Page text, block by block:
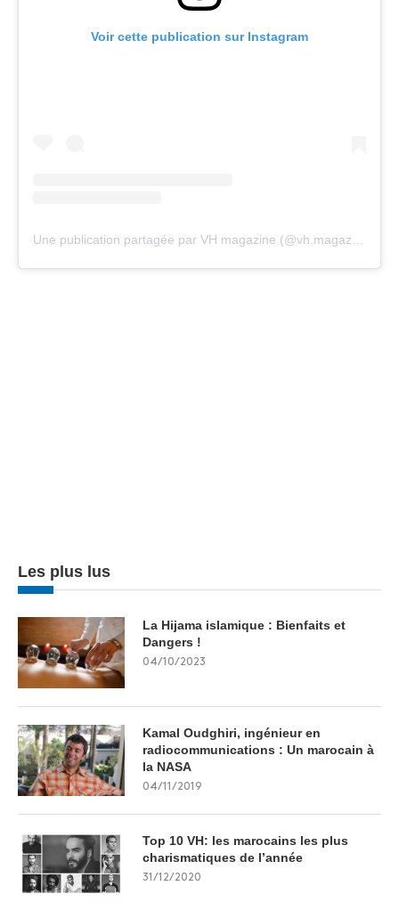
Voir cette publication sur Instagram
Une publication partagée par VH magazine (@vh.magazine)
Les plus lus
La Hijama islamique : Bienfaits et
Dangers !
04/10/2023
Kamal Oudghiri, ingénieur en
radiocommunications : Un marocain à
la NASA
04/11/2019
Top 10 VH: les marocains les plus
charismatiques de l’année
31/12/2020